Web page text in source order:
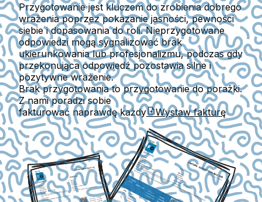
Przygotowanie jest kluczem do zrobienia dobrego
wrażenia poprzez pokazanie jasności, pewności
siebie i dopasowania do roli. Nieprzygotowane
odpowiedzi mogą sygnalizować brak
ukierunkowania lub profesjonalizmu, podczas gdy
przekonująca odpowiedź pozostawia silne i
pozytywne wrażenie.
Brak przygotowania to przygotowanie do porażki.
Z nami poradzi sobie
fakturować naprawdę każdy
Wystaw fakturę